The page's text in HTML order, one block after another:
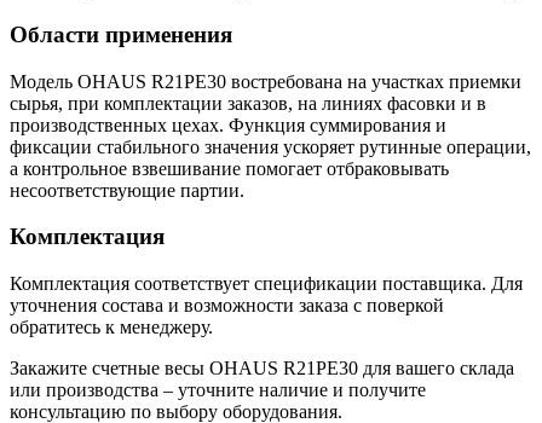
Области применения
Модель OHAUS R21PE30 востребована на участках приемки
сырья, при комплектации заказов, на линиях фасовки и в
производственных цехах. Функция суммирования и
фиксации стабильного значения ускоряет рутинные операции,
а контрольное взвешивание помогает отбраковывать
несоответствующие партии.
Комплектация
Комплектация соответствует спецификации поставщика. Для
уточнения состава и возможности заказа с поверкой
обратитесь к менеджеру.
Закажите счетные весы OHAUS R21PE30 для вашего склада
или производства – уточните наличие и получите
консультацию по выбору оборудования.